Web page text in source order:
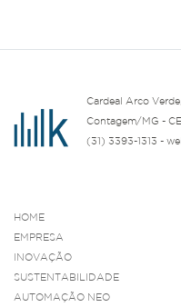
Cardeal Arco
Contagem/MG -
(31) 3393-1313 -
HOME
EMPRESA
INOVAÇÃO
SUSTENTABILIDADE
AUTOMAÇÃO NEO